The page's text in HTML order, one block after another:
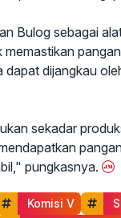
Bulog sebagai
dapat dijangkau
sekadar
pungkasnya.
Komisi V